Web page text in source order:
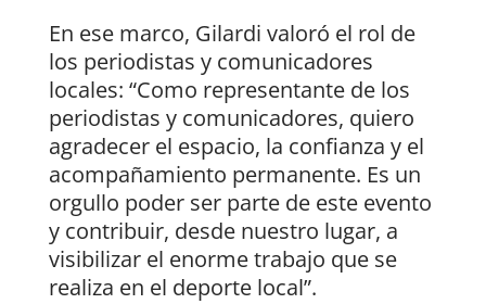
En ese marco, Gilardi valoró el rol de
los periodistas y comunicadores
locales: “Como representante de los
periodistas y comunicadores, quiero
agradecer el espacio, la confianza y el
acompañamiento permanente. Es un
orgullo poder ser parte de este evento
y contribuir, desde nuestro lugar, a
visibilizar el enorme trabajo que se
realiza en el deporte local”.